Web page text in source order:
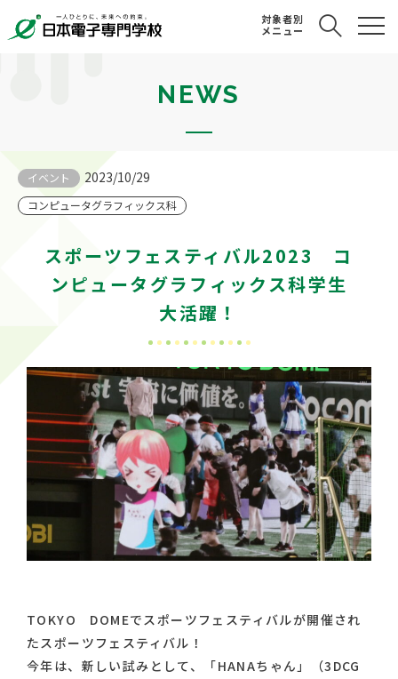
対象者別
メニュー
NEWS
イベント 2023/10/29
コンピュータグラフィックス科
スポーツフェスティバル2023 コ
ンピュータグラフィックス科学生
大活躍！
TOKYO DOMEでスポーツフェスティバルが開催され
たスポーツフェスティバル！
今年は、新しい試みとして、「HANAちゃん」（3DCG